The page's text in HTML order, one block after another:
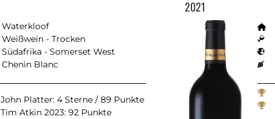
Waterkloof
Weißwein - Trocken
Südafrika - Somerset West
Chenin Blanc
John Platter: 4 Sterne / 89 Punkte
Tim Atkin 2023: 92 Punkte
2021